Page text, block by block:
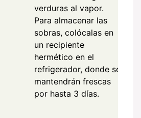
verduras al vapor.
Para almacenar las
sobras, colócalas en
un recipiente
hermético en el
refrigerador, donde se
mantendrán frescas
por hasta 3 días.